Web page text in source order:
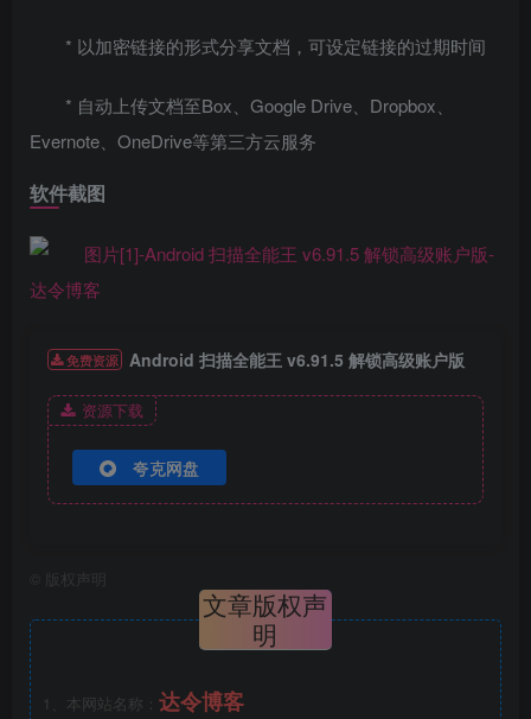
* 以加密链接的形式分享文档，可设定链接的过期时间
* 自动上传文档至Box、Google Drive、Dropbox、
Evernote、OneDrive等第三方云服务
软件截图
免费资源 Android 扫描全能王 v6.91.5 解锁高级账户版
资源下载
夸克网盘
版权声明
文章版权声
明
1、本网站名称： 达令博客